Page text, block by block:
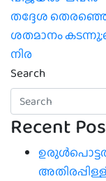
തദ്ദേശ
ശതമാനം
നിര
Search
Recent